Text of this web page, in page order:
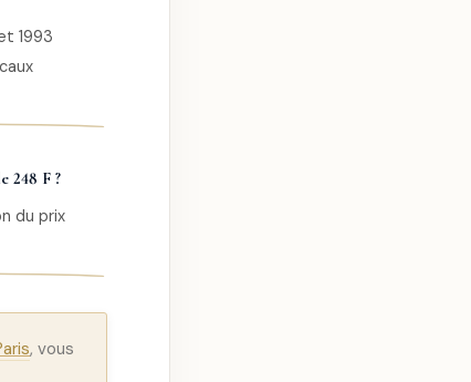
1993
248 F ?
du prix
, vous